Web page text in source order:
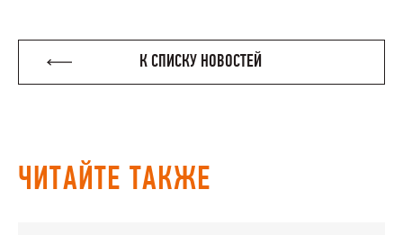
К СПИСКУ НОВОСТЕЙ
ЧИТАЙТЕ ТАКЖЕ